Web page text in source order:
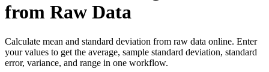
from Raw Data
Calculate mean and standard deviation from raw data online. Enter
your values to get the average, sample standard deviation, standard
error, variance, and range in one workflow.